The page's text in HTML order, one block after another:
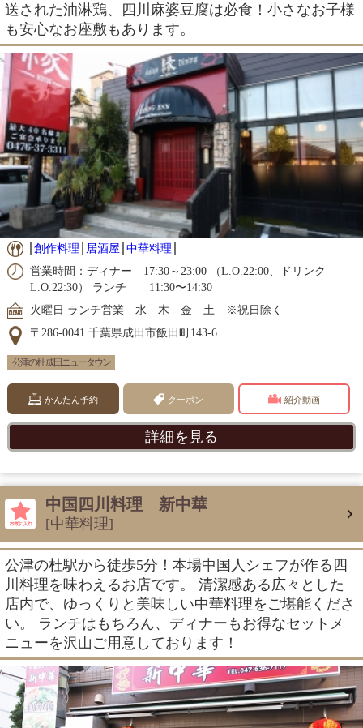
送された油淋鶏、四川麻婆豆腐は必食！小さなお子様
も安心なお座敷もあります。
創作料理 居酒屋 中華料理
営業時間：ディナー 17:30～23:00 （L.O.22:00、ドリンク
L.O.22:30） ランチ 11:30〜14:30
火曜日 ランチ営業 水 木 金 土 ※祝日除く
〒286-0041 千葉県成田市飯田町143-6
公津の杜 成田ニュータウン
かんたん予約 クーポン 紹介動画
詳細を見る
中国四川料理 新中華
[中華料理]
公津の杜駅から徒歩5分！本場中国人シェフが作る四
川料理を味わえるお店です。 清潔感ある広々とした
店内で、ゆっくりと美味しい中華料理をご堪能くださ
い。 ランチはもちろん、ディナーもお得なセットメ
ニューを沢山ご用意しております！